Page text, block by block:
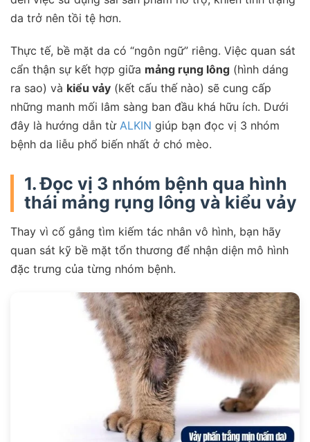
da trở nên tồi tệ hơn.
Thực tế, bề mặt da có “ngôn ngữ” riêng. Việc quan sát
cẩn thận sự kết hợp giữa mảng rụng lông (hình dáng
ra sao) và kiểu vảy (kết cấu thế nào) sẽ cung cấp
những manh mối lâm sàng ban đầu khá hữu ích. Dưới
đây là hướng dẫn từ ALKIN giúp bạn đọc vị 3 nhóm
bệnh da liễu phổ biến nhất ở chó mèo.
1. Đọc vị 3 nhóm bệnh qua hình
thái mảng rụng lông và kiểu vảy
Thay vì cố gắng tìm kiếm tác nhân vô hình, bạn hãy
quan sát kỹ bề mặt tổn thương để nhận diện mô hình
đặc trưng của từng nhóm bệnh.